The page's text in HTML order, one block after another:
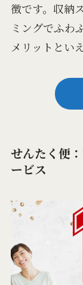
徴です。収納
ミングでふわ
メリットとい
せんたく便
ービス